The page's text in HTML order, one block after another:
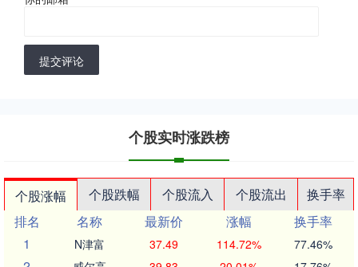
提交评论
个股实时涨跌榜
个股涨幅 个股跌幅 个股流入 个股流出
换手率
排名
名称 最新价 涨幅
换手率
1
N津富 37.49 114.72% 77.46%